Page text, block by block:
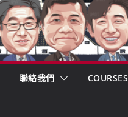
聯絡我們 COURSES